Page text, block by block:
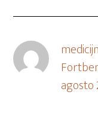
agosto